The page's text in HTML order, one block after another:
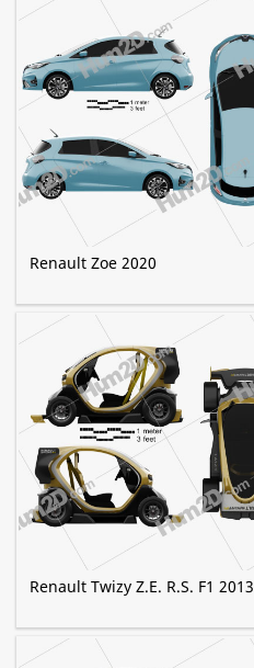
Renault Zoe 2020
Renault Twizy Z.E. R.S. F1 2013